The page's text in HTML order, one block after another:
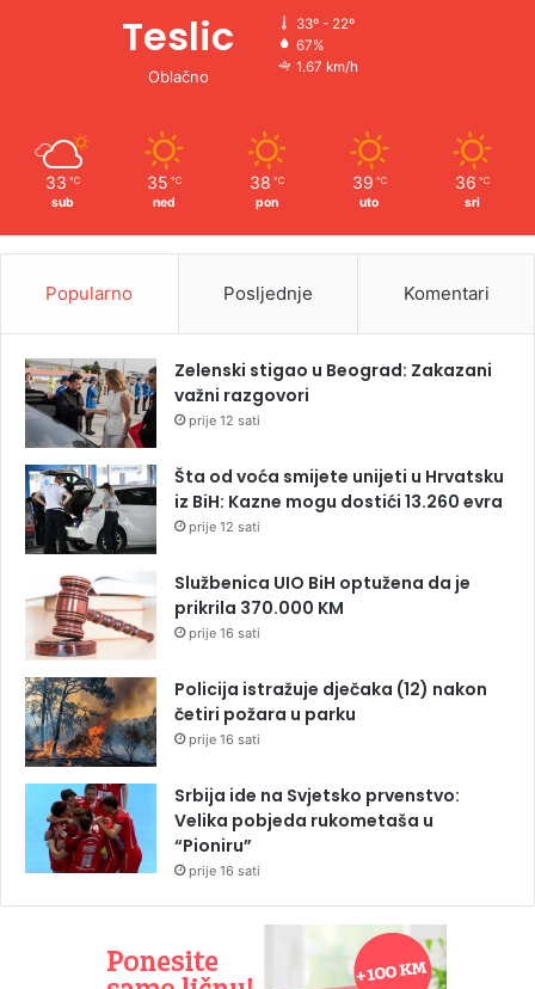
Teslic
Oblačno
33º - 22º
67%
1.67 km/h
33 ℃
sub
35 ℃
ned
38 ℃
pon
39 ℃
uto
36 ℃
sri
Popularno Posljednje Komentari
Zelenski stigao u Beograd: Zakazani
važni razgovori
prije 12 sati
Šta od voća smijete unijeti u Hrvatsku
iz BiH: Kazne mogu dostići 13.260 evra
prije 12 sati
Službenica UIO BiH optužena da je
prikrila 370.000 KM
prije 16 sati
Policija istražuje dječaka (12) nakon
četiri požara u parku
prije 16 sati
Srbija ide na Svjetsko prvenstvo:
Velika pobjeda rukometaša u
“Pioniru”
prije 16 sati